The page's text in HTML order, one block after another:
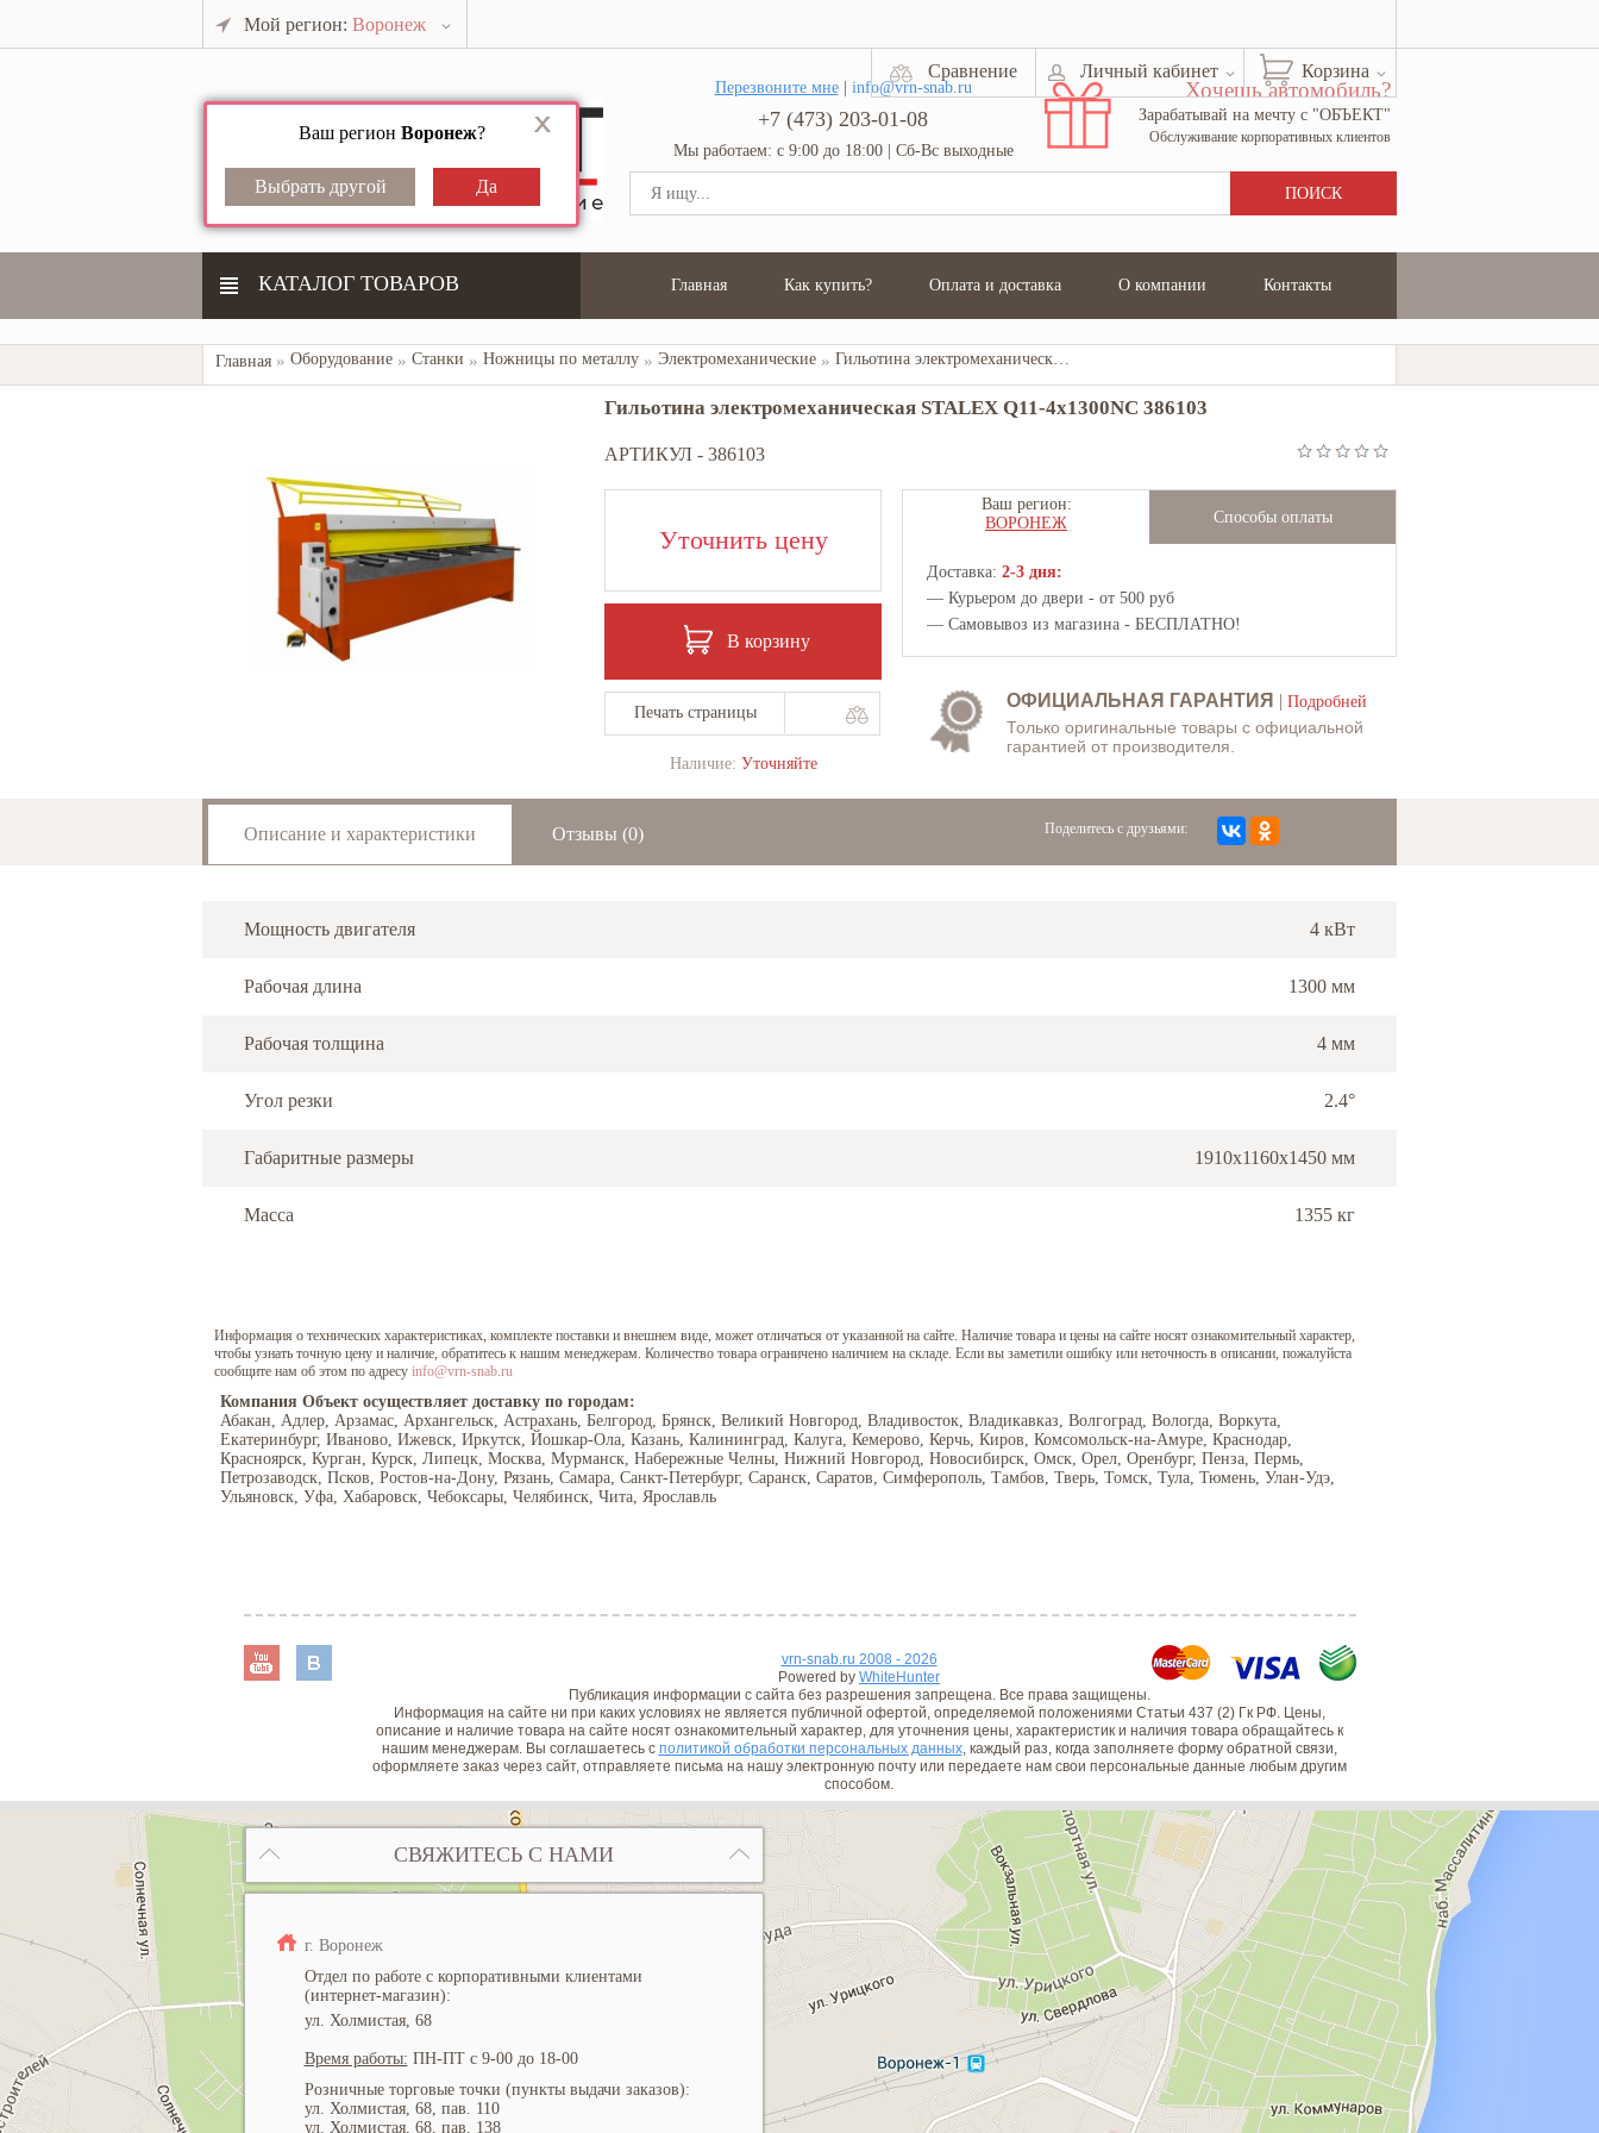
Мой регион: Воронеж
Ваш регион Воронеж?
Корзина
Личный кабинет
Сравнение
Перезвоните мне| info@vrn-snab.ru
+7 (473) 203-01-08
Мы работаем: с 9:00 до 18:00 | Сб-Вс выходные
Хочешь автомобиль?
Зарабатывай на мечту с "ОБЪЕКТ"
Обслуживание корпоративных клиентов
КАТАЛОГ ТОВАРОВ Главная Как купить? Оплата и доставка О компании Контакты
Главная Оборудование Станки Ножницы по металлу Электромеханические Гильотина электромеханическая STALEX Q11-4x1300NC 386103
Гильотина электромеханическая STALEX Q11-4x1300NC 386103
АРТИКУЛ - 386103
Уточнить цену
В корзину
Печать страницы
Наличие: Уточняйте
Ваш регион:
ВОРОНЕЖ
Способы оплаты
Доставка: 2-3 дня:
— Курьером до двери - от 500 руб
— Самовывоз из магазина - БЕСПЛАТНО!
ОФИЦИАЛЬНАЯ ГАРАНТИЯ | Подробней
Только оригинальные товары с официальной
гарантией от производителя.
Описание и характеристики Отзывы (0) Поделитесь с друзьями:
Мощность двигателя 4 кВт
Рабочая длина 1300 мм
Рабочая толщина 4 мм
Угол резки 2.4°
Габаритные размеры 1910x1160x1450 мм
Масса 1355 кг
Информация о технических характеристиках, комплекте поставки и внешнем виде, может отличаться от указанной на сайте. Наличие товара и цены на сайте носят ознакомительный характер,
чтобы узнать точную цену и наличие, обратитесь к нашим менеджерам. Количество товара ограничено наличием на складе. Если вы заметили ошибку или неточность в описании, пожалуйста
сообщите нам об этом по адресу info@vrn-snab.ru
Компания Объект осуществляет доставку по городам:
Абакан, Адлер, Арзамас, Архангельск, Астрахань, Белгород, Брянск, Великий Новгород, Владивосток, Владикавказ, Волгоград, Вологда, Воркута,
Екатеринбург, Иваново, Ижевск, Иркутск, Йошкар-Ола, Казань, Калининград, Калуга, Кемерово, Керчь, Киров, Комсомольск-на-Амуре, Краснодар,
Красноярск, Курган, Курск, Липецк, Москва, Мурманск, Набережные Челны, Нижний Новгород, Новосибирск, Омск, Орел, Оренбург, Пенза, Пермь,
Петрозаводск, Псков, Ростов-на-Дону, Рязань, Самара, Санкт-Петербург, Саранск, Саратов, Симферополь, Тамбов, Тверь, Томск, Тула, Тюмень, Улан-Удэ,
Ульяновск, Уфа, Хабаровск, Чебоксары, Челябинск, Чита, Ярославль
vrn-snab.ru 2008 - 2026
Powered by WhiteHunter
Публикация информации с сайта без разрешения запрещена. Все права защищены.
Информация на сайте ни при каких условиях не является публичной офертой, определяемой положениями Статьи 437 (2) Гк РФ. Цены,
описание и наличие товара на сайте носят ознакомительный характер, для уточнения цены, характеристик и наличия товара обращайтесь к
нашим менеджерам. Вы соглашаетесь с политикой обработки персональных данных, каждый раз, когда заполняете форму обратной связи,
оформляете заказ через сайт, отправляете письма на нашу электронную почту или передаете нам свои персональные данные любым другим
способом.
СВЯЖИТЕСЬ С НАМИ
г. Воронеж
Отдел по работе с корпоративными клиентами
(интернет-магазин):
ул. Холмистая, 68
Время работы: ПН-ПТ с 9-00 до 18-00
Розничные торговые точки (пункты выдачи заказов):
ул. Холмистая, 68, пав. 110
ул. Холмистая, 68, пав. 138